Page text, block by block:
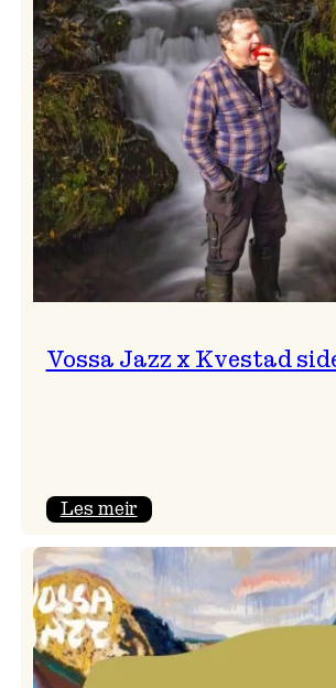
svingar!
Vossa Jazz x Kvestad
Les meir:
Jazz
Kvestad
sideri